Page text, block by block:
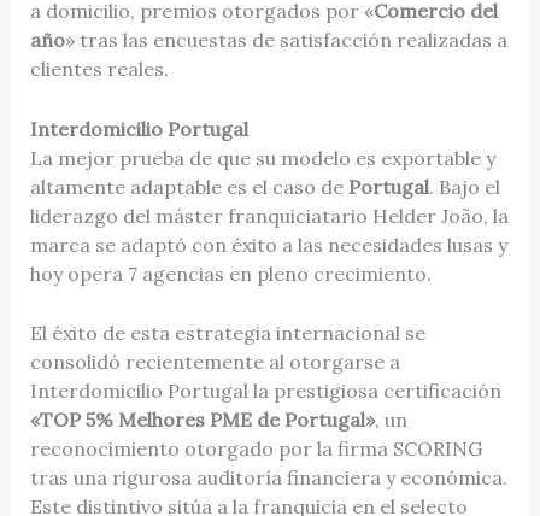
a domicilio, premios otorgados por «Comercio del
año» tras las encuestas de satisfacción realizadas a
clientes reales.
Interdomicilio Portugal
La mejor prueba de que su modelo es exportable y
altamente adaptable es el caso de Portugal. Bajo el
liderazgo del máster franquiciatario Helder João, la
marca se adaptó con éxito a las necesidades lusas y
hoy opera 7 agencias en pleno crecimiento.
El éxito de esta estrategia internacional se
consolidó recientemente al otorgarse a
Interdomicilio Portugal la prestigiosa certificación
«TOP 5% Melhores PME de Portugal», un
reconocimiento otorgado por la firma SCORING
tras una rigurosa auditoría financiera y económica.
Este distintivo sitúa a la franquicia en el selecto